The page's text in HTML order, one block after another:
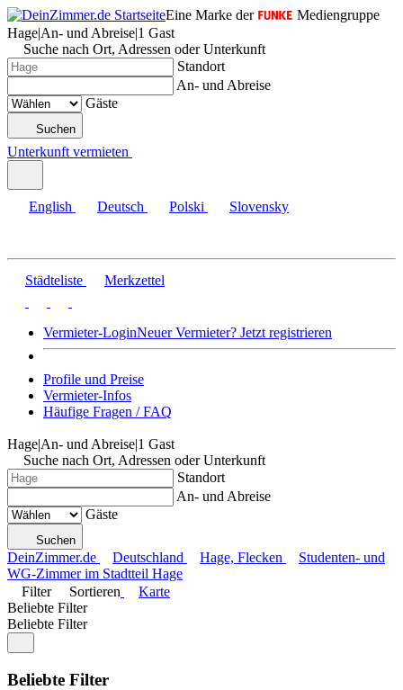
Eine Marke der
Mediengruppe
Hage|An- und Abreise|1 Gast
Suche nach Ort, Adressen oder Unterkunft
Standort
An- und Abreise
Gäste
Suchen
Unterkunft vermieten
English Deutsch Polski Slovensky
Städteliste Merkzettel
Vermieter-LoginNeuer Vermieter? Jetzt registrieren
Profile und Preise
Vermieter-Infos
Häufige Fragen / FAQ
Hage|An- und Abreise|1 Gast
Suche nach Ort, Adressen oder Unterkunft
Standort
An- und Abreise
Gäste
Suchen
DeinZimmer.de Deutschland Hage, Flecken
Studenten- und
WG-Zimmer im Stadtteil Hage
Filter
Sortieren
Karte
Beliebte Filter
Beliebte Filter
Beliebte Filter